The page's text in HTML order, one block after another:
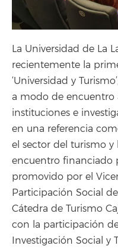
La Universidad de La
recientemente la
‘Universidad y
a modo de encuentro
instituciones e
en una referencia
el sector del turismo y
encuentro financiado
promovido por el
Participación Social
Cátedra de Turismo
con la participación
Investigación Social y